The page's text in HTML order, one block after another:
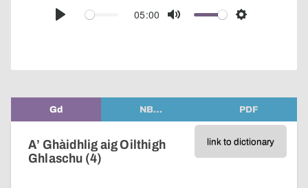
Play
05:00
Mute Settings
Gd NB… PDF
link to dictionary
A’ Ghàidhlig aig Oilthigh
Ghlaschu (4)